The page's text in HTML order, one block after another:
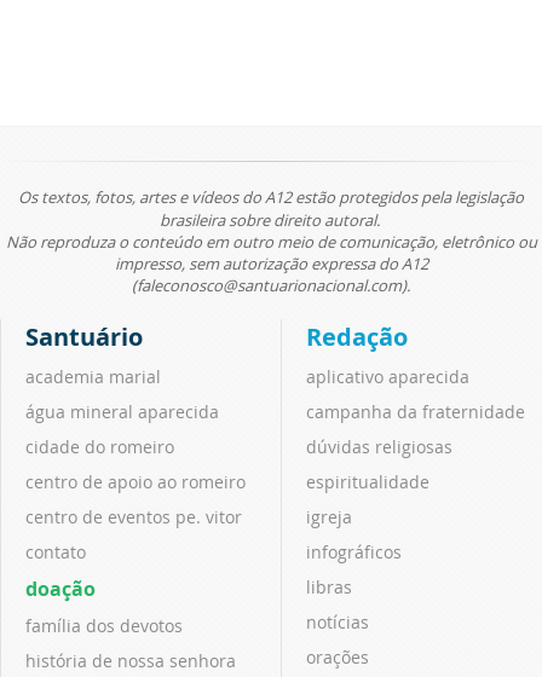
Os textos, fotos, artes e vídeos do A12 estão protegidos pela legislação
brasileira sobre direito autoral.
Não reproduza o conteúdo em outro meio de comunicação, eletrônico ou
impresso, sem autorização expressa do A12
(faleconosco@santuarionacional.com).
Santuário
academia marial
água mineral aparecida
cidade do romeiro
centro de apoio ao romeiro
centro de eventos pe. vitor
contato
doação
família dos devotos
história de nossa senhora
Redação
aplicativo aparecida
campanha da fraternidade
dúvidas religiosas
espiritualidade
igreja
infográficos
libras
notícias
orações